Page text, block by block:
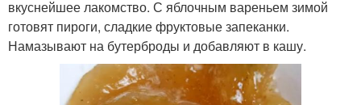
вкуснейшее лакомство. С яблочным вареньем зимой
готовят пироги, сладкие фруктовые запеканки.
Намазывают на бутерброды и добавляют в кашу.